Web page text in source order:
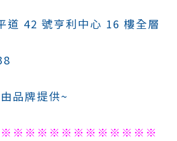
道 42 號亨利中心 16 樓全層
品牌提供~